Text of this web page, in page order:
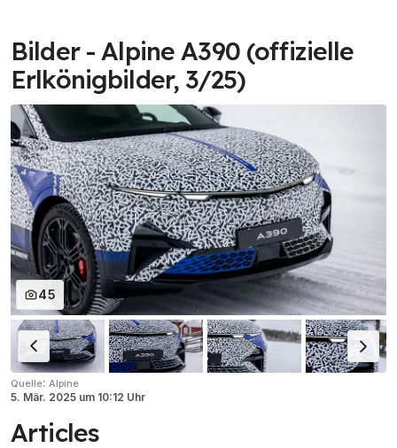
Bilder - Alpine A390 (offizielle
Erlkönigbilder, 3/25)
45
Quelle: Alpine
5. Mär. 2025 um 10:12 Uhr
Articles